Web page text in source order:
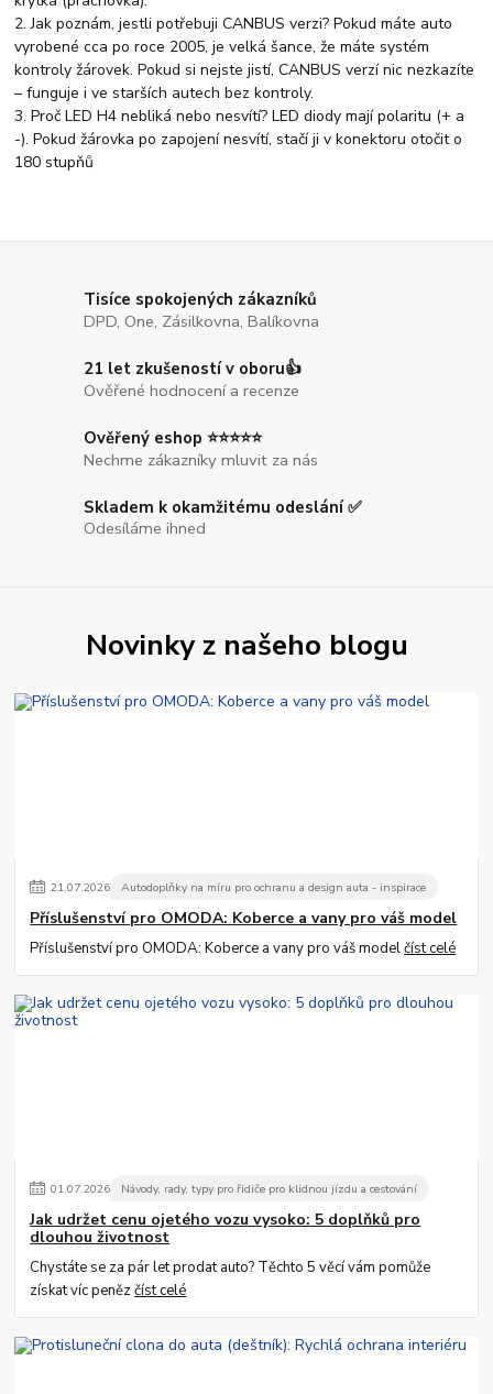
2. Jak poznám, jestli potřebuji CANBUS verzi? Pokud máte auto
vyrobené cca po roce 2005, je velká šance, že máte systém
kontroly žárovek. Pokud si nejste jistí, CANBUS verzí nic nezkazíte
– funguje i ve starších autech bez kontroly.
3. Proč LED H4 nebliká nebo nesvítí? LED diody mají polaritu (+ a
-). Pokud žárovka po zapojení nesvítí, stačí ji v konektoru otočit o
180 stupňů
Tisíce spokojených zákazníků
DPD, One, Zásilkovna, Balíkovna
21 let zkušeností v oboru👍
Ověřené hodnocení a recenze
Ověřený eshop ⭐⭐⭐⭐⭐
Nechme zákazníky mluvit za nás
Skladem k okamžitému odeslání ✅
Odesíláme ihned
Novinky z našeho blogu
21.07.2026 Autodoplňky na míru pro ochranu a design auta - inspirace
Příslušenství pro OMODA: Koberce a vany pro váš model
Příslušenství pro OMODA: Koberce a vany pro váš modelčíst celé
01.07.2026 Návody, rady, typy pro řidiče pro klidnou jízdu a cestování
Jak udržet cenu ojetého vozu vysoko: 5 doplňků pro
dlouhou životnost
Chystáte se za pár let prodat auto? Těchto 5 věcí vám pomůže
získat víc penězčíst celé